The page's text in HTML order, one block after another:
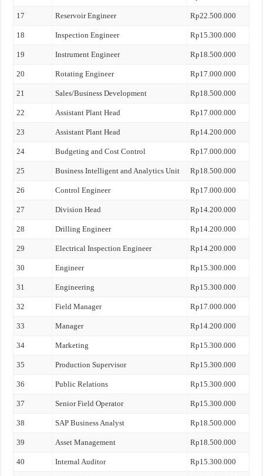
17 Reservoir Engineer Rp22.500.000
18 Inspection Engineer Rp15.300.000
19 Instrument Engineer Rp18.500.000
20 Rotating Engineer Rp17.000.000
21 Sales/Business Development Rp18.500.000
22 Assistant Plant Head Rp17.000.000
23 Assistant Plant Head Rp14.200.000
24 Budgeting and Cost Control Rp17.000.000
25 Business Intelligent and Analytics Unit Rp18.500.000
26 Control Engineer Rp17.000.000
27 Division Head Rp14.200.000
28 Drilling Engineer Rp14.200.000
29 Electrical Inspection Engineer Rp14.200.000
30 Engineer Rp15.300.000
31 Engineering Rp15.300.000
32 Field Manager Rp17.000.000
33 Manager Rp14.200.000
34 Marketing Rp15.300.000
35 Production Supervisor Rp15.300.000
36 Public Relations Rp15.300.000
37 Senior Field Operator Rp15.300.000
38 SAP Business Analyst Rp18.500.000
39 Asset Management Rp18.500.000
40 Internal Auditor Rp15.300.000